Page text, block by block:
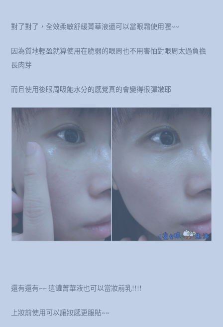
對了對了，全效柔敏舒緩菁華液還可以當眼霜使用喔~~
因為質地輕盈就算使用在脆弱的眼周也不用害怕對眼周太過負擔
長肉芽
而且使用後眼周吸飽水分的感覺真的會變得很彈嫩耶
還有還有~~ 這罐菁華液也可以當妝前乳!!!!
上妝前使用可以讓妝感更服貼~~